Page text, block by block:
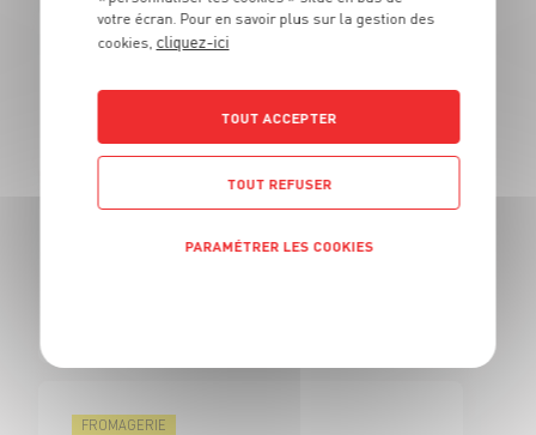
BOUCHERIE
Cagnes-sur-Mer (06)
FROMAGERIE
votre écran. Pour en savoir plus sur la gestion des
cookies, cliquez-ici
TOUT ACCEPTER
TOUT REFUSER
PARAMÉTRER LES COOKIES